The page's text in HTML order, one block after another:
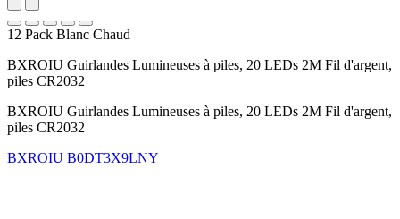
12 Pack Blanc Chaud
BXROIU Guirlandes Lumineuses à piles, 20 LEDs 2M Fil d'argent,
piles CR2032
BXROIU Guirlandes Lumineuses à piles, 20 LEDs 2M Fil d'argent,
piles CR2032
BXROIU B0DT3X9LNY